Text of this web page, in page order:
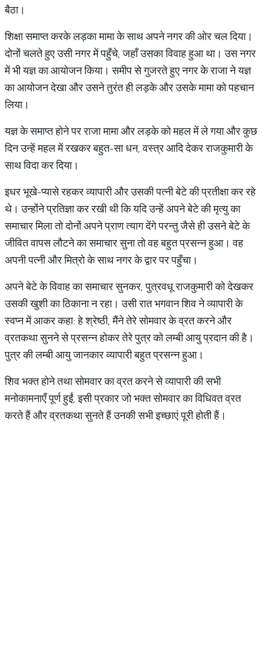
बैठा।
शिक्षा समाप्त करके लड़का मामा के साथ अपने नगर की ओर चल दिया।
दोनों चलते हुए उसी नगर में पहुँचे, जहाँ उसका विवाह हुआ था। उस नगर
में भी यज्ञ का आयोजन किया। समीप से गुजरते हुए नगर के राजा ने यज्ञ
का आयोजन देखा और उसने तुरंत ही लड़के और उसके मामा को पहचान
लिया।
यज्ञ के समाप्त होने पर राजा मामा और लड़के को महल में ले गया और कुछ
दिन उन्हें महल में रखकर बहुत-सा धन, वस्त्र आदि देकर राजकुमारी के
साथ विदा कर दिया।
इधर भूखे-प्यासे रहकर व्यापारी और उसकी पत्नी बेटे की प्रतीक्षा कर रहे
थे। उन्होंने प्रतिज्ञा कर रखी थी कि यदि उन्हें अपने बेटे की मृत्यु का
समाचार मिला तो दोनों अपने प्राण त्याग देंगे परन्तु जैसे ही उसने बेटे के
जीवित वापस लौटने का समाचार सुना तो वह बहुत प्रसन्न हुआ। वह
अपनी पत्नी और मित्रो के साथ नगर के द्वार पर पहुँचा।
अपने बेटे के विवाह का समाचार सुनकर, पुत्रवधू राजकुमारी को देखकर
उसकी खुशी का ठिकाना न रहा। उसी रात भगवान शिव ने व्यापारी के
स्वप्न में आकर कहा: हे श्रेष्ठी, मैंने तेरे सोमवार के व्रत करने और
व्रतकथा सुनने से प्रसन्न होकर तेरे पुत्र को लम्बी आयु प्रदान की है।
पुत्र की लम्बी आयु जानकार व्यापारी बहुत प्रसन्न हुआ।
शिव भक्त होने तथा सोमवार का व्रत करने से व्यापारी की सभी
मनोकामनाएँ पूर्ण हुईं, इसी प्रकार जो भक्त सोमवार का विधिवत व्रत
करते हैं और व्रतकथा सुनते हैं उनकी सभी इच्छाएं पूरी होती हैं।